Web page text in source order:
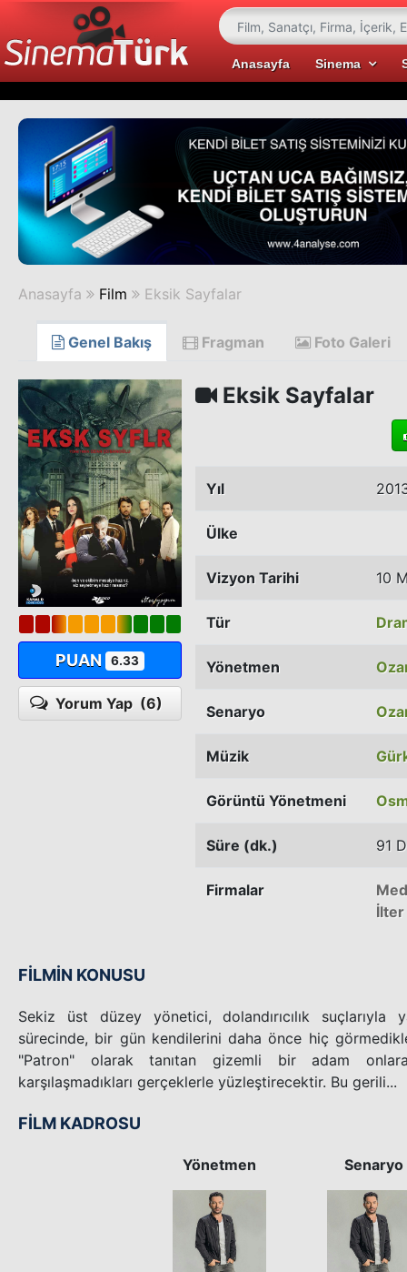
Anasayfa Sinema
Anasayfa Film Eksik Sayfalar
Genel Bakış Fragman Foto Galeri
PUAN 6.33
Yorum Yap (6)
Eksik Sayfalar
Yıl
Ülke
Vizyon Tarihi 10
Tür
Yönetmen
Senaryo
Müzik
Görüntü Yönetmeni
Süre (dk.) 91
Firmalar
İlter
FİLMİN KONUSU
Sekiz üst düzey yönetici, dolandırıcılık suçlarıyla
sürecinde, bir gün kendilerini daha önce hiç
"Patron" olarak tanıtan gizemli bir adam
karşılaşmadıkları gerçeklerle yüzleştirecektir. Bu gerili...
FİLM KADROSU
Yönetmen Senaryo